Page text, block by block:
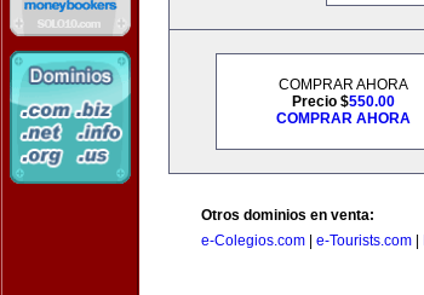
COMPRAR AHORA
Precio $550.00
COMPRAR AHORA
Otros dominios en venta:
e-Colegios.com
e-Tourists.com